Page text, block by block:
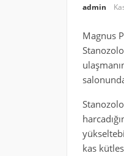
admin
Magnus
kas